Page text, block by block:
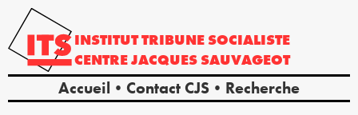
INSTITUTTRIBUNE SOCIALISTE
CENTREJACQUES SAUVAGEOT
Accueil Contact CJS Recherche